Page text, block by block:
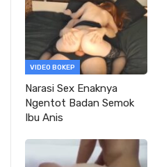
VIDEO BOKEP
Narasi Sex Enaknya
Ngentot Badan Semok
Ibu Anis